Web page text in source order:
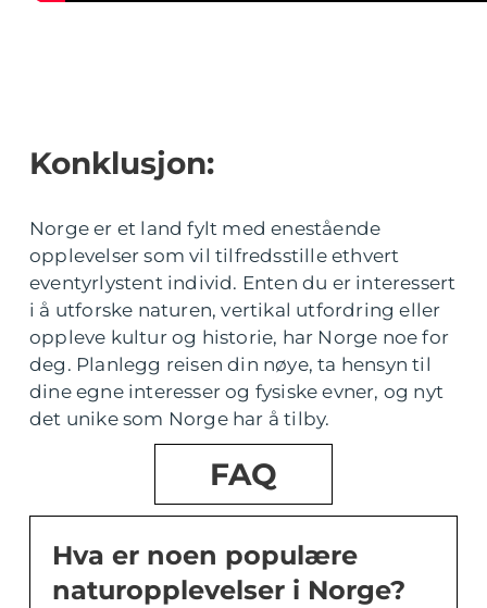
Konklusjon:
Norge er et land fylt med enestående
opplevelser som vil tilfredsstille ethvert
eventyrlystent individ. Enten du er interessert
i å utforske naturen, vertikal utfordring eller
oppleve kultur og historie, har Norge noe for
deg. Planlegg reisen din nøye, ta hensyn til
dine egne interesser og fysiske evner, og nyt
det unike som Norge har å tilby.
FAQ
Hva er noen populære
naturopplevelser i Norge?